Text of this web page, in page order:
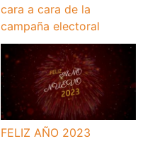
cara a cara de la
campaña electoral
FELIZ AÑO 2023